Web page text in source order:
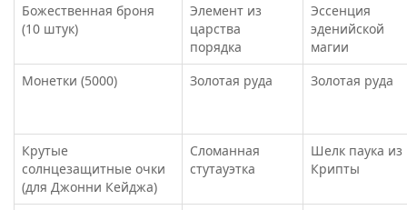
Божественная броня
(10 штук)
Элемент из
царства
порядка
Эссенция
эденийской
магии
Монетки (5000)
Золотая руда Золотая руда
Крутые
солнцезащитные очки
(для Джонни Кейджа)
Сломанная
стутауэтка
Шелк паука из
Крипты